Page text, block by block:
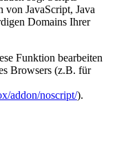
von JavaScript, Java
Domains Ihrer
Funktion bearbeiten
Browsers (z.B. für
addon/noscript/).